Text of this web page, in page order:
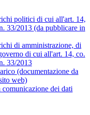
politici di cui all'art. 14,
33/2013 (da pubblicare in
di amministrazione, di
di cui all'art. 14, co.
33/2013
(documentazione da
web)
comunicazione dei dati